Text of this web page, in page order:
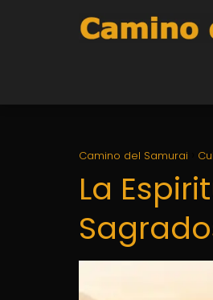
Camino del Samurai
La